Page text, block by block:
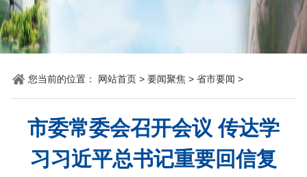
态
党
建
山
之
理
论
统
您当前的位置： 网站首页 > 要闻聚焦 > 省市要闻 >
市委常委会召开会议 传达学
习习近平总书记重要回信复